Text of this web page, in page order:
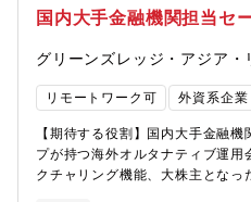
険部は5名の組織です。男性3名
60代まで各年代の方が所属してい
す。【キャリアパス】当部門での
くのが一般的ですが、ご本人のご
アンダーライターへの転向や営業
募制度もありますので、管理部門
可能です。【魅力】★世界最大級
日本市場に進出し2020年で100周
ベースに事業を運営しています。
国内大手金融機関担当セ
グリーンズレッジ・アジア・
リモートワーク可 外資系企業
【期待する役割】国内大手金融
プが持つ海外オルタナティブ運用
クチャリング機能、大株主となっ